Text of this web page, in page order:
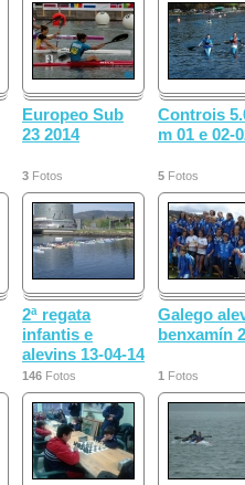
Europeo Sub
23 2014
3 Fotos
Controis
m 01 e 02-
5 Fotos
2ª regata
infantis e
alevins 13-04-14
146 Fotos
Galego
benxamín
1 Fotos